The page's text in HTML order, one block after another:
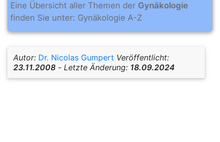
Eine Übersicht aller Themen der Gynäkologie
finden Sie unter: Gynäkologie A-Z
Autor: Dr. Nicolas Gumpert Veröffentlicht:
23.11.2008 - Letzte Änderung: 18.09.2024